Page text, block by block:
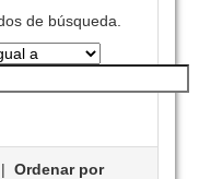
de búsqueda.
|Ordenar por